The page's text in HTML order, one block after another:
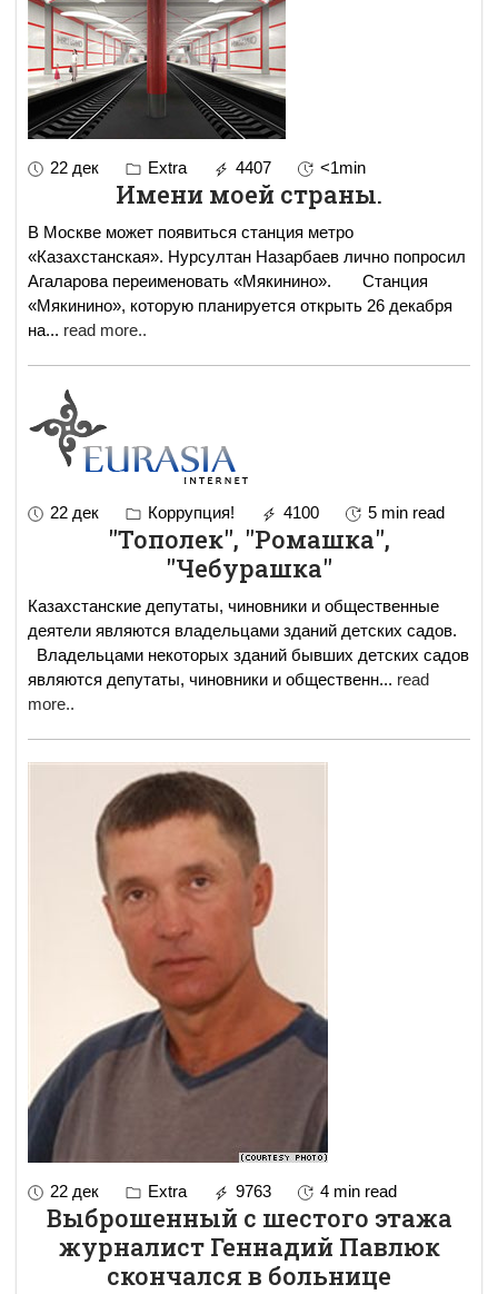
22 дек Extra 4407 <1min
Имени моей страны.
В Москве может появиться станция метро
«Казахстанская». Нурсултан Назарбаев лично попросил
Агаларова переименовать «Мякинино». Станция
«Мякинино», которую планируется открыть 26 декабря
на... read more..
22 дек Коррупция! 4100 5 min read
"Тополек", "Ромашка",
"Чебурашка"
Казахстанские депутаты, чиновники и общественные
деятели являются владельцами зданий детских садов.
Владельцами некоторых зданий бывших детских садов
являются депутаты, чиновники и общественн... read
more..
22 дек Extra 9763 4 min read
Выброшенный с шестого этажа
журналист Геннадий Павлюк
скончался в больнице